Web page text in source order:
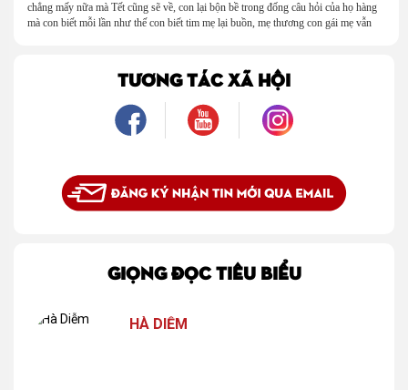
chẳng mấy nữa mà Tết cũng sẽ về, con lại bộn bề trong đống câu hỏi của họ hàng
mà con biết mỗi lần như thế con biết tim mẹ lại buồn, mẹ thương con gái mẹ vẫn
TƯƠNG TÁC XÃ HỘI
GIỌNG ĐỌC TIÊU BIỂU
HÀ DIỄM